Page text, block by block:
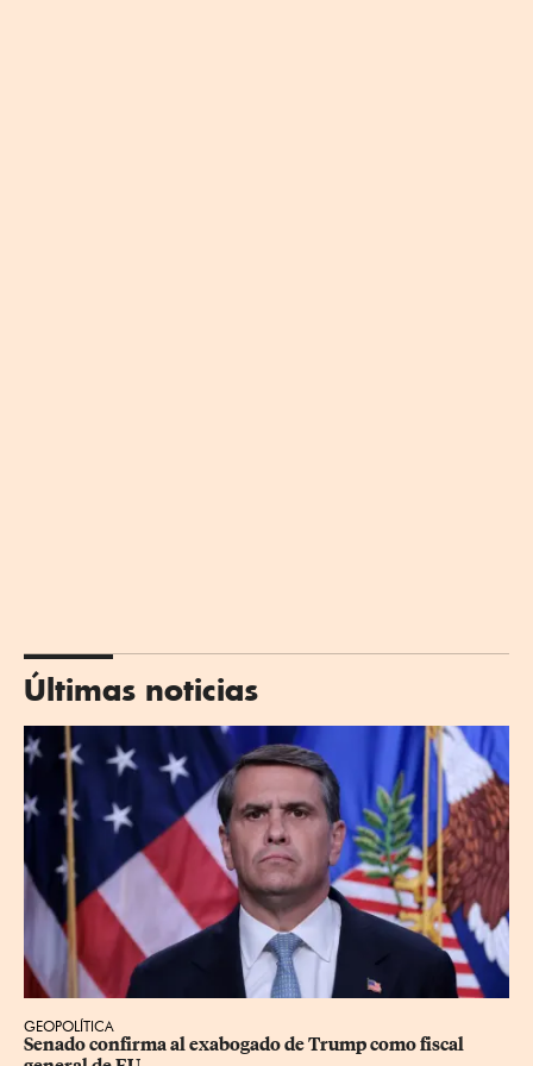
Últimas noticias
GEOPOLÍTICA
Senado confirma al exabogado de Trump como fiscal